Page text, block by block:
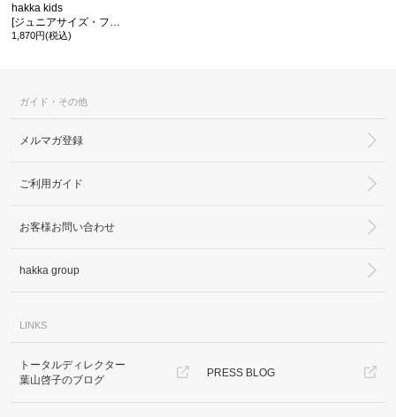
hakka kids
[ジュニアサイズ・フォーマル対応]メッシュ編みフリルテープ付きソックス
1,870円(税込)
ガイド・その他
メルマガ登録
ご利用ガイド
お客様お問い合わせ
hakka group
LINKS
トータルディレクター
葉山啓子のブログ
PRESS BLOG